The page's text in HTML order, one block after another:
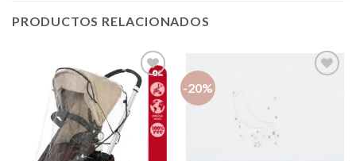
PRODUCTOS RELACIONADOS
Añadir
a la
lista de
-20%